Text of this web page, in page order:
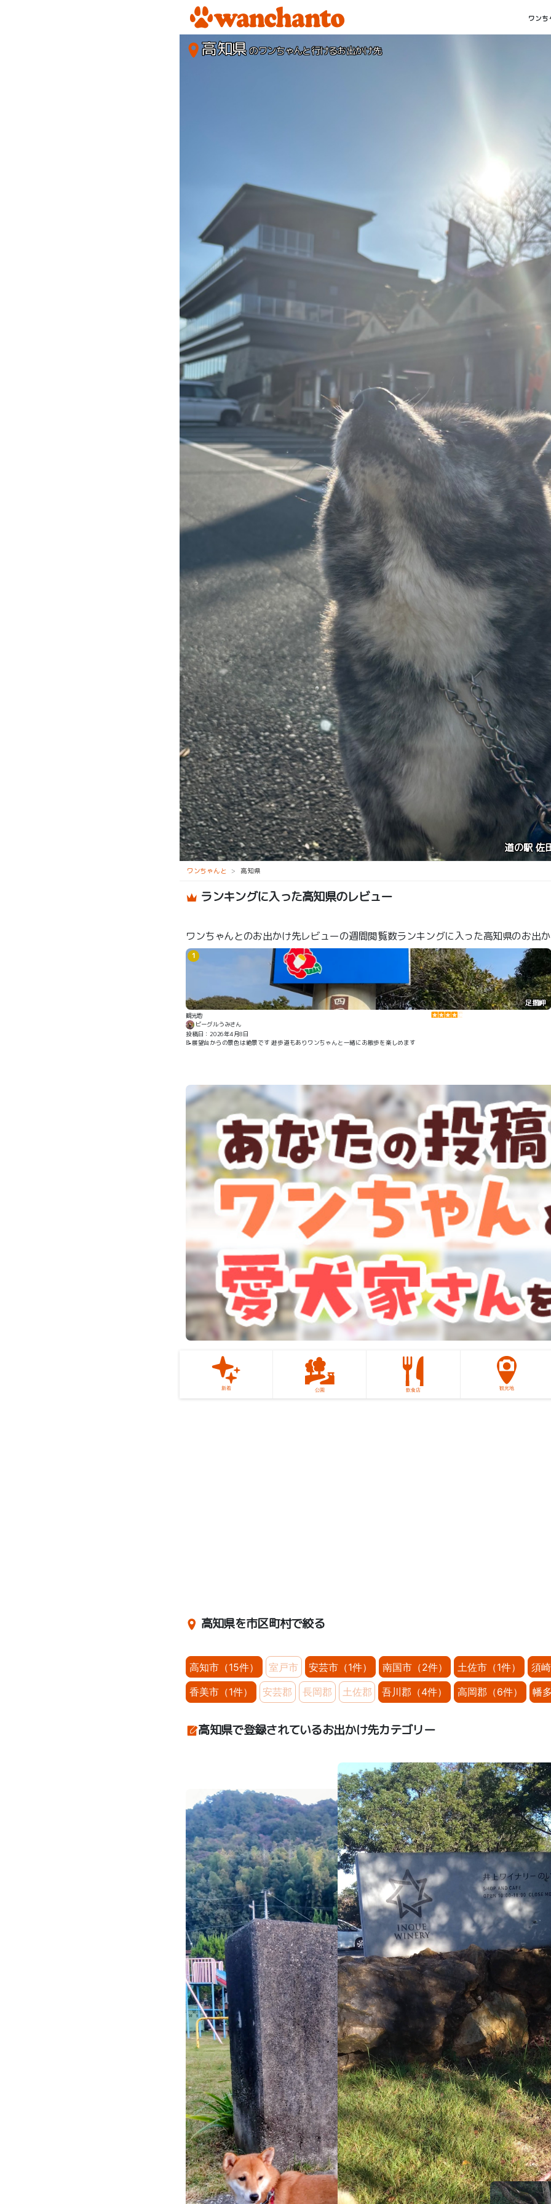
ワンち
高知県のワンちゃんと行けるお出かけ先
ワンちゃんと 高知県
ランキングに入った高知県のレビュー
ワンちゃんとのお出かけ先レビューの週間閲覧数ランキングに入った高知県のお出
1
足摺岬
観光地
ビーグルうみさん
投稿日：2026年4月8日
📝展望台からの景色は絶景です 遊歩道もありワンちゃんと一緒にお散歩を楽しめます
新着 公園 飲食店 観光地
高知県を市区町村で絞る
高知市（15件） 室戸市 安芸市（1件） 南国市（2件） 土佐市（1件） 須
香美市（1件） 安芸郡 長岡郡 土佐郡 吾川郡（4件） 高岡郡（6件） 幡
高知県で登録されているお出かけ先カテゴリー